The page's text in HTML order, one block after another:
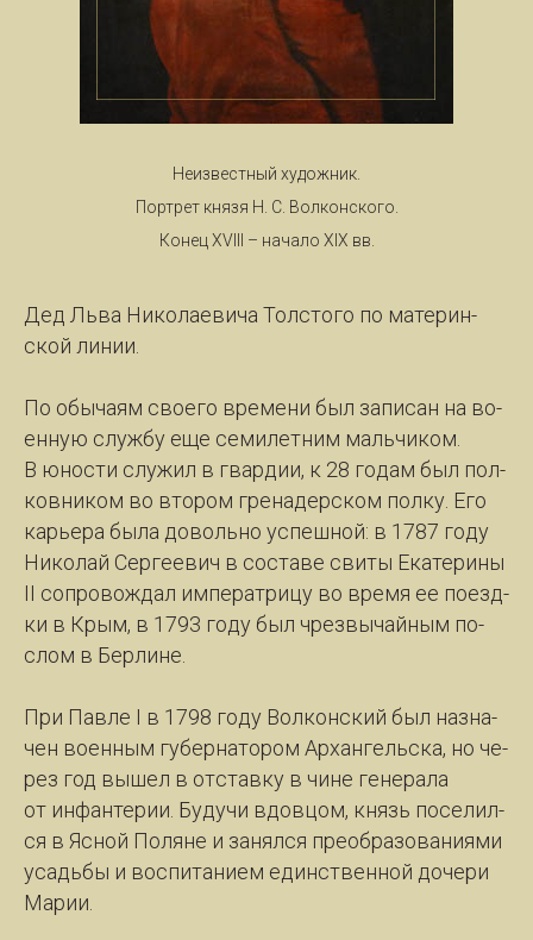
Неизвестный художник.
Портрет князя Н. С. Волконского.
Конец XVIII – начало XIX вв.
Дед Льва Ни­ко­ла­е­ви­ча Толс­то­го по ма­те­рин­
ской ли­нии.
По обы­ча­ям сво­е­го вре­ме­ни был за­пи­сан на во­
ен­ную служ­бу еще се­ми­лет­ним маль­чи­ком.
В юнос­ти слу­жил в гвар­дии, к 28 го­дам был пол­
ков­ни­ком во вто­ром гре­на­дер­ском пол­ку. Его
карь­е­ра бы­ла до­воль­но успеш­ной: в 1787 го­ду
Ни­ко­лай Сер­ге­е­вич в со­ста­ве сви­ты Ека­те­ри­ны
II со­про­вож­дал им­пе­рат­ри­цу во вре­мя ее по­езд­
ки в Крым, в 1793 го­ду был чрез­вы­чай­ным по­
слом в Бер­ли­не.
При Пав­ле I в 1798 го­ду Вол­кон­ский был на­зна­
чен во­ен­ным гу­бер­на­то­ром Ар­хан­гель­ска, но че­
рез год вы­шел в от­став­ку в чи­не ге­не­ра­ла
от ин­фан­те­рии. Бу­ду­чи вдов­цом, князь по­се­лил­
ся в Яс­ной По­ля­не и за­нял­ся пре­об­ра­зо­ва­ни­я­ми
усадьбы и вос­пи­та­ни­ем един­ствен­ной до­че­ри
Ма­рии.